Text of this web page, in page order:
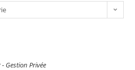
Gestion Privée